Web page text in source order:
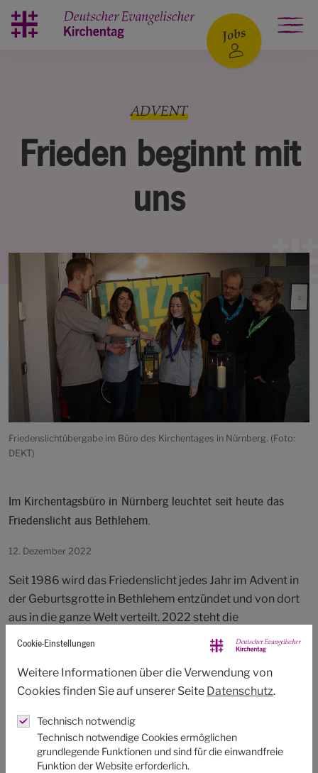
Frieden beginnt mit
uns
ADVENT
Friedenslichtübergabe im Büro des Kirchentages in Nürnberg. (Foto:
DEKT)
Im Kirchentagsbüro in Nürnberg leuchtet seit heute das
Friedenslicht aus Bethlehem.
12. Dezember 2022
Seit 1986 wird das Friedenslicht jedes Jahr im Advent in
der Geburtsgrotte in Bethlehem entzündet und von dort
aus in die ganze Welt verteilt. 2022 steht die
Friedenslichtaktion unter dem Motto „Frieden beginnt
mit dir“. Nach der Aussendefeier in der Nürnberger
Lorenzkirche brachten Pfadfinder:innen das Licht auch in
die Geschäftsstelle des Kirchentages.
„Wie schön, dass das Friedenslicht seinen Weg zu uns
gefunden hat“, sagte Generalsekretärin Kristin Jahn. „Wir
wollen Licht in das Leben anderer Menschen bringen –
Cookie-Einstellungen
Weitere Informationen über die Verwendung von
Cookies finden Sie auf unserer Seite Datenschutz.
Technisch notwendig
Technisch notwendige Cookies ermöglichen
grundlegende Funktionen und sind für die einwandfreie
Funktion der Website erforderlich.